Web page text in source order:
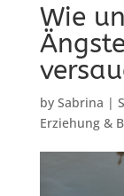
Wie
by Sabrina |
Erziehung &